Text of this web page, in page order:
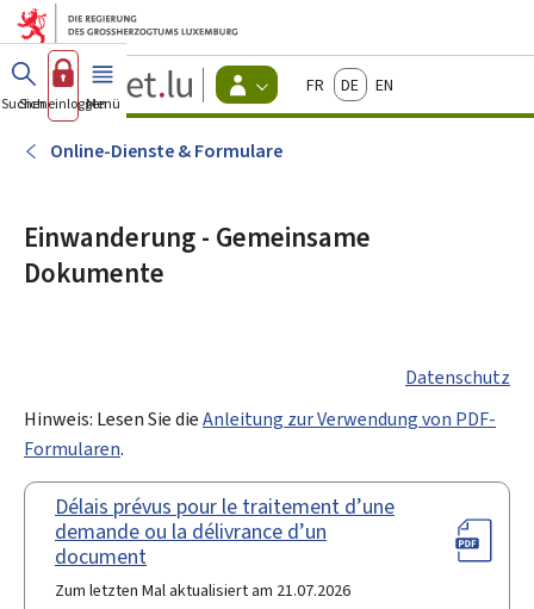
Zum Hauptmenü
Zum Inhalt
Guichet.lu
Changer
d'espace
-
Menu
FrançaisDeutschEnglish
Suchen
Sich einloggen
Menü Haupt-
Online-Dienste & Formulare
Einwanderung - Gemeinsame
Dokumente
Datenschutz
Hinweis: Lesen Sie dieAnleitung zur Verwendung von PDF-
Formularen.
Délais prévus pour le traitement d’une
demande ou la délivrance d’un
document
Zum letzten Mal aktualisiert am 21.07.2026